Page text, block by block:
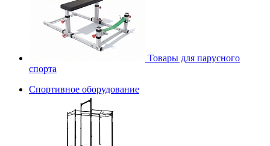
Товары для парусного
спорта
Спортивное оборудование